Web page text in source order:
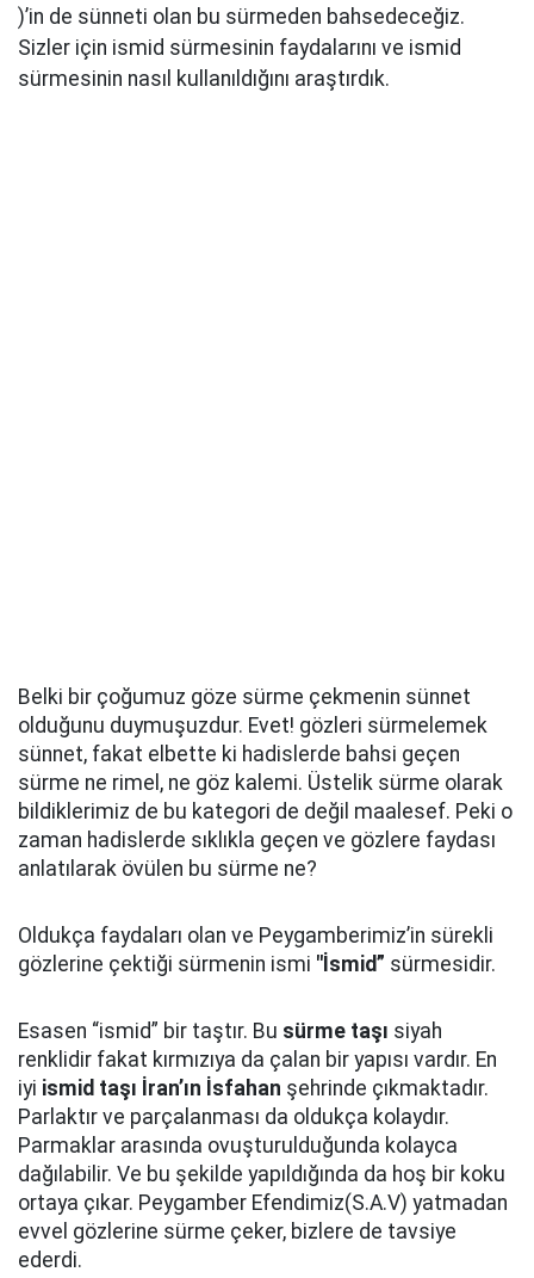
)’in de sünneti olan bu sürmeden bahsedeceğiz.
Sizler için ismid sürmesinin faydalarını ve ismid
sürmesinin nasıl kullanıldığını araştırdık.
Belki bir çoğumuz göze sürme çekmenin sünnet
olduğunu duymuşuzdur. Evet! gözleri sürmelemek
sünnet, fakat elbette ki hadislerde bahsi geçen
sürme ne rimel, ne göz kalemi. Üstelik sürme olarak
bildiklerimiz de bu kategori de değil maalesef. Peki o
zaman hadislerde sıklıkla geçen ve gözlere faydası
anlatılarak övülen bu sürme ne?
Oldukça faydaları olan ve Peygamberimiz’in sürekli
gözlerine çektiği sürmenin ismi "İsmid” sürmesidir.
Esasen “ismid” bir taştır. Bu sürme taşı siyah
renklidir fakat kırmızıya da çalan bir yapısı vardır. En
iyi ismid taşı İran’ın İsfahan şehrinde çıkmaktadır.
Parlaktır ve parçalanması da oldukça kolaydır.
Parmaklar arasında ovuşturulduğunda kolayca
dağılabilir. Ve bu şekilde yapıldığında da hoş bir koku
ortaya çıkar. Peygamber Efendimiz(S.A.V) yatmadan
evvel gözlerine sürme çeker, bizlere de tavsiye
ederdi.